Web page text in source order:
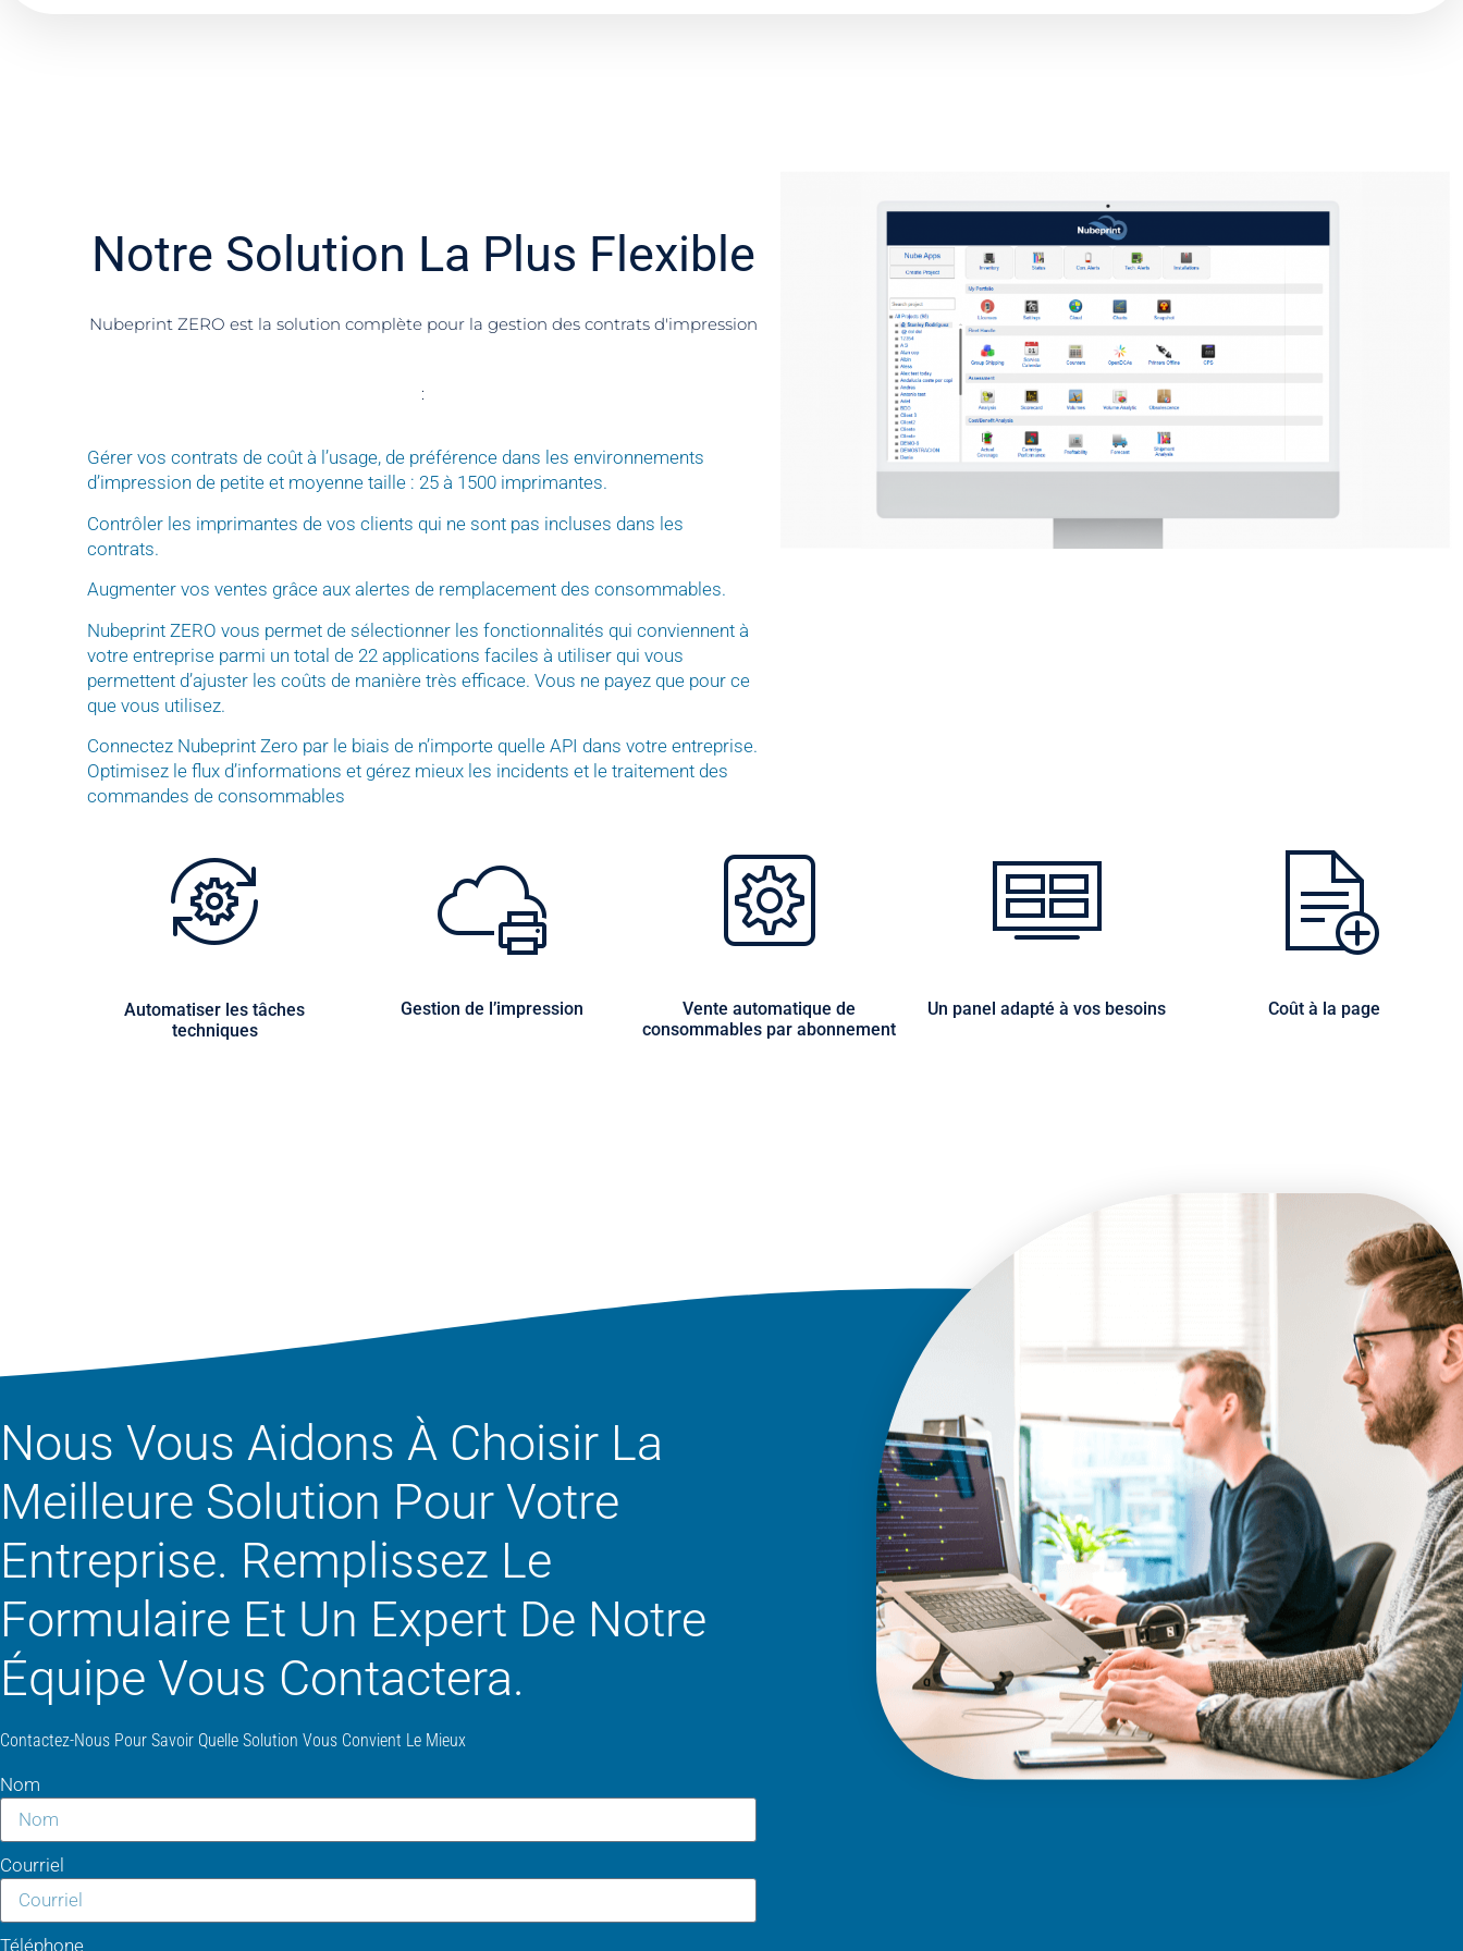
Notre Solution La Plus Flexible
Nubeprint ZERO est la solution complète pour la gestion des contrats d'impression
:
Gérer vos contrats de coût à l’usage, de préférence dans les environnements
d’impression de petite et moyenne taille : 25 à 1500 imprimantes.
Contrôler les imprimantes de vos clients qui ne sont pas incluses dans les
contrats.
Augmenter vos ventes grâce aux alertes de remplacement des consommables.
Nubeprint ZERO vous permet de sélectionner les fonctionnalités qui conviennent à
votre entreprise parmi un total de 22 applications faciles à utiliser qui vous
permettent d’ajuster les coûts de manière très efficace. Vous ne payez que pour ce
que vous utilisez.
Connectez Nubeprint Zero par le biais de n’importe quelle API dans votre entreprise.
Optimisez le flux d’informations et gérez mieux les incidents et le traitement des
commandes de consommables
Automatiser les tâches
techniques
Gestion de l’impression
Vente automatique de
consommables par abonnement
Un panel adapté à vos besoins Coût à la page
Nous Vous Aidons À Choisir La
Meilleure Solution Pour Votre
Entreprise. Remplissez Le
Formulaire Et Un Expert De Notre
Équipe Vous Contactera.
Contactez-Nous Pour Savoir Quelle Solution Vous Convient Le Mieux
Nom
Courriel
Téléphone